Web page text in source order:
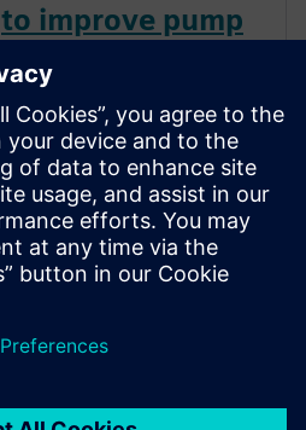
to improve pump
Pumps are everywhere. From
industrial settings for power
generation, water treatment
and manufacturing to
residential use in HVAC
systems, automobiles and
even your coffee maker.